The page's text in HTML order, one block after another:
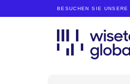
BESUCHEN SIE UNSERE